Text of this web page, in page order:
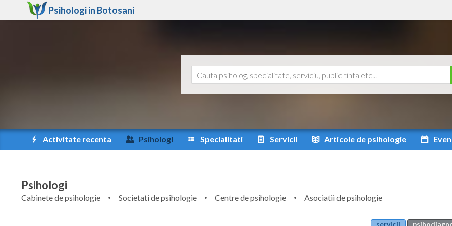
Psihologi in Botosani
Activitate recenta Psihologi Specialitati Servicii Articole de psihologie
Psihologi
Cabinete de psihologie Societati de psihologie Centre de psihologie
Asociatii de psihologie
servicii